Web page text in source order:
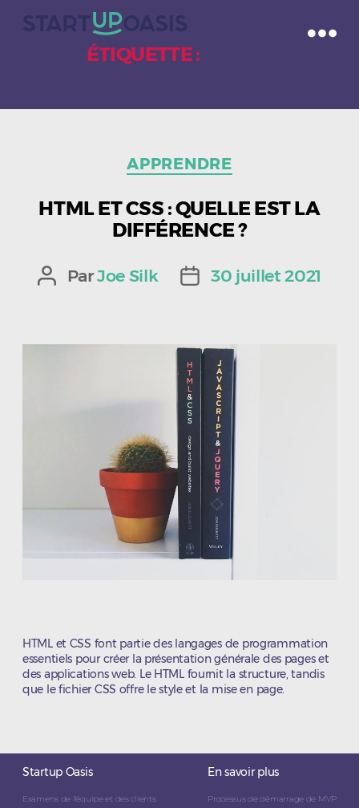
ÉTIQUETTE :
APPRENDRE
HTML ET CSS : QUELLE EST LA
DIFFÉRENCE ?
Auteur
ParJoe Silk
Date30 juillet 2021
HTML et CSS font partie des langages de programmation
essentiels pour créer la présentation générale des pages et
des applications web. Le HTML fournit la structure, tandis
que le fichier CSS offre le style et la mise en page.
Startup Oasis
Examens de l'équipe et des clients
En savoir plus
Processus de démarrage de MVP